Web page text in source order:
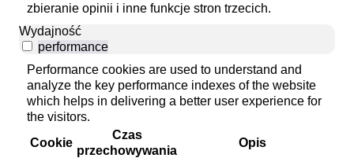
zbieranie opinii i inne funkcje stron trzecich.
Wydajność
performance
Performance cookies are used to understand and
analyze the key performance indexes of the website
which helps in delivering a better user experience for
the visitors.
Cookie
Czas
przechowywania
Opis